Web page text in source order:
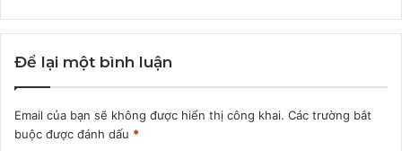
Để lại một bình luận
Email của bạn sẽ không được hiển thị công khai. Các trường bắt
buộc được đánh dấu *